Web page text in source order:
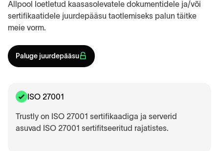
Allpool loetletud kaasasolevatele dokumentidele ja/või
sertifikaatidele juurdepääsu taotlemiseks palun täitke
meie vorm.
Paluge juurdepääsu
ISO 27001
Trustly on ISO 27001 sertifikaadiga ja serverid
asuvad ISO 27001 sertifitseeritud rajatistes.